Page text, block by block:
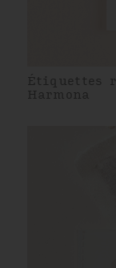
Étiquettes
Harmona